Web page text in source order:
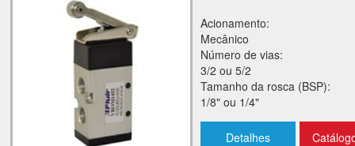
Acionamento:
Mecânico
Número de vias:
3/2 ou 5/2
Tamanho da rosca (BSP):
1/8" ou 1/4"
Detalhes